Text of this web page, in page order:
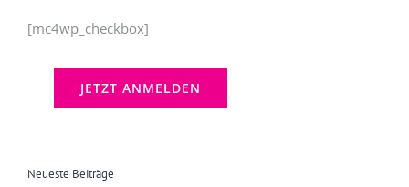
[mc4wp_checkbox]
Neueste Beiträge